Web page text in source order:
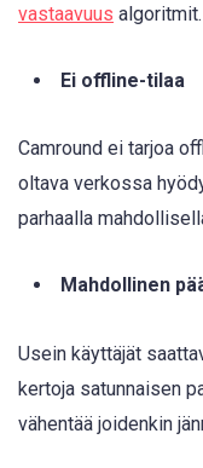
vastaavuus algoritmit.
Ei offline-tilaa
Camround ei tarjoa
oltava verkossa
parhaalla
Mahdollinen
Usein käyttäjät
kertoja satunnaisen
vähentää joidenkin